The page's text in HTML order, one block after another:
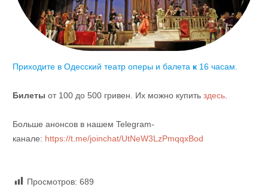
Приходите в Одесский театр оперы и балета к 16 часам.
Билеты от 100 до 500 гривен. Их можно купить здесь.
Больше анонсов в нашем Telegram-
канале: https://t.me/joinchat/UtNeW3LzPmqqxBod
Просмотров: 689